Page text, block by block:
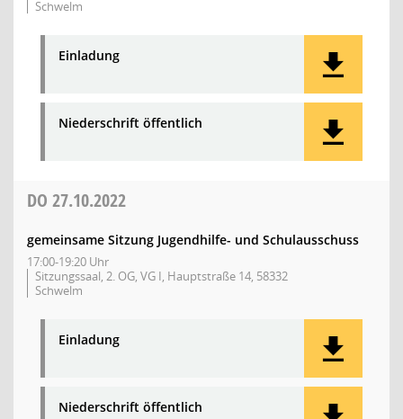
Schwelm
Einladung
Niederschrift öffentlich
DO 27.10.2022
gemeinsame Sitzung Jugendhilfe- und Schulausschuss
17:00-19:20 Uhr
Sitzungssaal, 2. OG, VG I, Hauptstraße 14, 58332
Schwelm
Einladung
Niederschrift öffentlich